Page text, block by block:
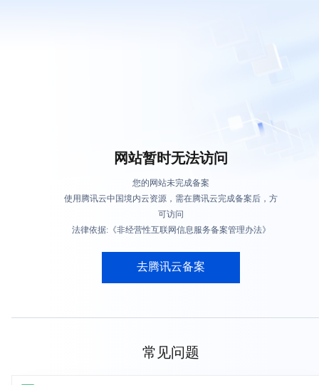
网站暂时无法访问
您的网站未完成备案
使用腾讯云中国境内云资源，需在腾讯云完成备案后，方
可访问
法律依据:《非经营性互联网信息服务备案管理办法》
去腾讯云备案
常见问题